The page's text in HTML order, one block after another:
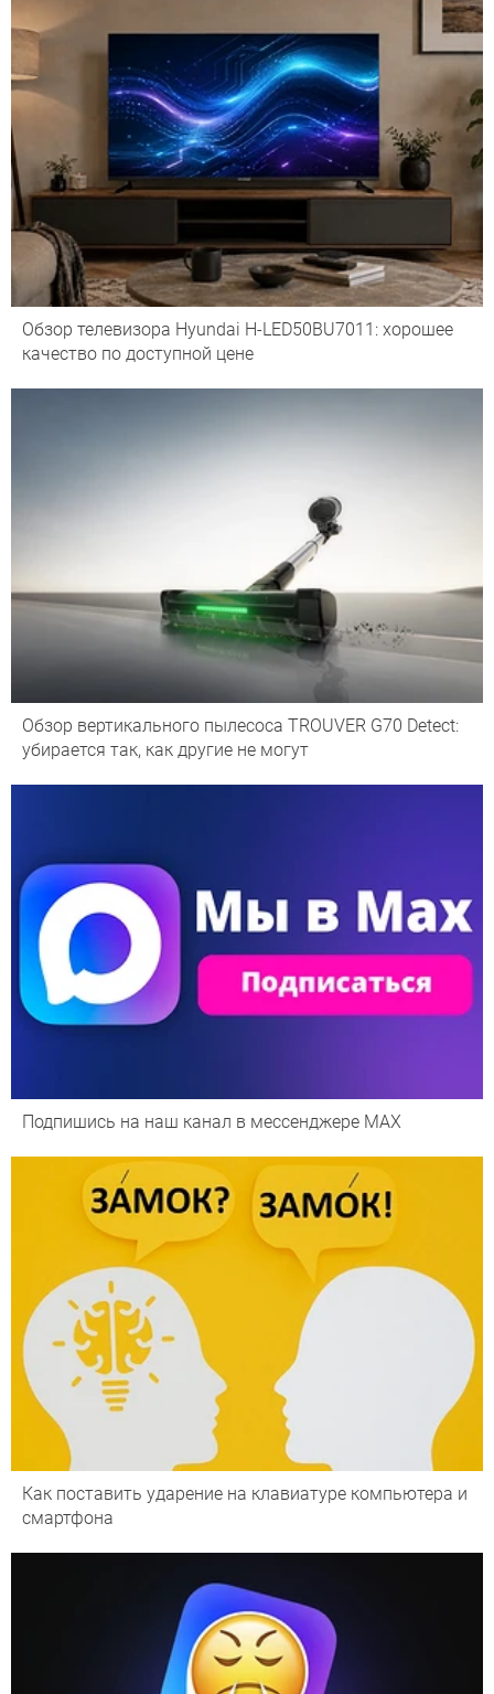
Обзор телевизора Hyundai H-LED50BU7011: хорошее
качество по доступной цене
Обзор вертикального пылесоса TROUVER G70 Detect:
убирается так, как другие не могут
Подпишись на наш канал в мессенджере МАХ
Как поставить ударение на клавиатуре компьютера и
смартфона